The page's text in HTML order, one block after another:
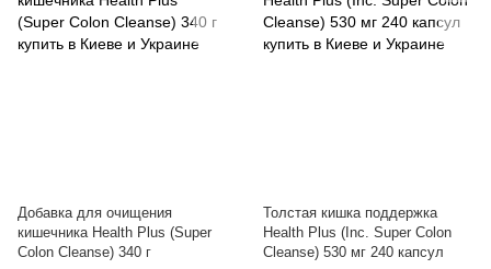
Добавка для очищения
кишечника Health Plus (Super
Colon Cleanse) 340 г
Толстая кишка поддержка
Health Plus (Inc. Super Colon
Cleanse) 530 мг 240 капсул